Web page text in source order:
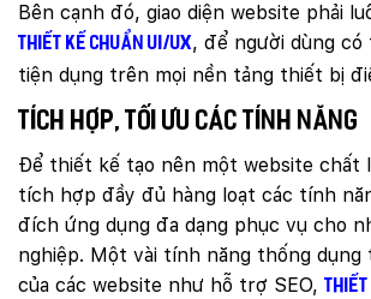
Bên cạnh đó, giao diện website phải
thiết kế chuẩn UI/UX, để người dùng có
tiện dụng trên mọi nền tảng thiết bị
Tích hợp, tối ưu các tính năng
Để thiết kế tạo nên một website chất
tích hợp đầy đủ hàng loạt các tính
đích ứng dụng đa dạng phục vụ cho
nghiệp. Một vài tính năng thống dụng
của các website như hỗ trợ SEO, thiết